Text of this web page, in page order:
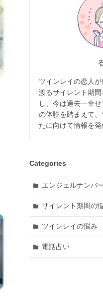
ツインレイの恋人
渡るサイレント期
し、今は過去一幸
の体験を踏まえて
たに向けて情報を発
Categories
エンジェルナンバ
サイレント期間の
ツインレイの悩み
電話占い